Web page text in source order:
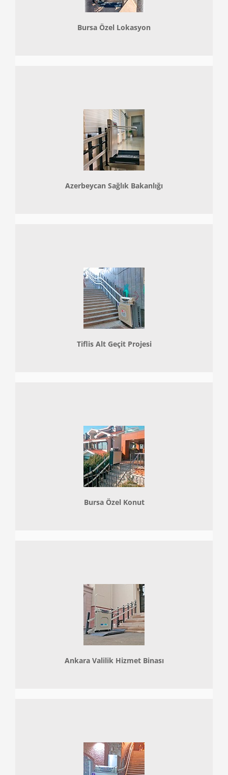
Bursa Özel Lokasyon
Azerbeycan Sağlık Bakanlığı
Tiflis Alt Geçit Projesi
Bursa Özel Konut
Ankara Valilik Hizmet Binası